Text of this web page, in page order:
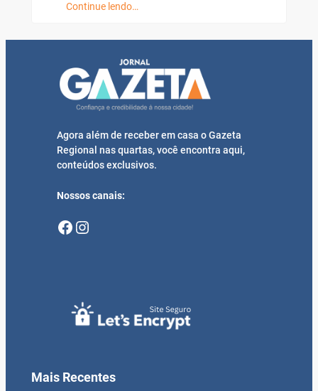
Continue lendo…
Agora além de receber em casa o Gazeta
Regional nas quartas, você encontra aqui,
conteúdos exclusivos.
Nossos canais:
Facebook Instagram
Mais Recentes